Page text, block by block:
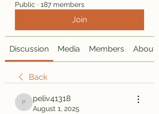
Public · 187 members
Join
Discussion Media Members About
Back
peliv41318
peliv41318
August 1, 2025